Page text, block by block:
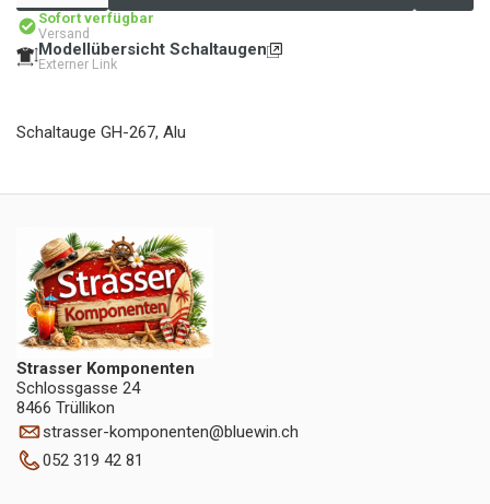
Sofort verfügbar
Versand
Modellübersicht Schaltaugen
Externer Link
Schaltauge GH-267, Alu
Strasser Komponenten
Schlossgasse 24
8466 Trüllikon
strasser-komponenten@bluewin.ch
052 319 42 81